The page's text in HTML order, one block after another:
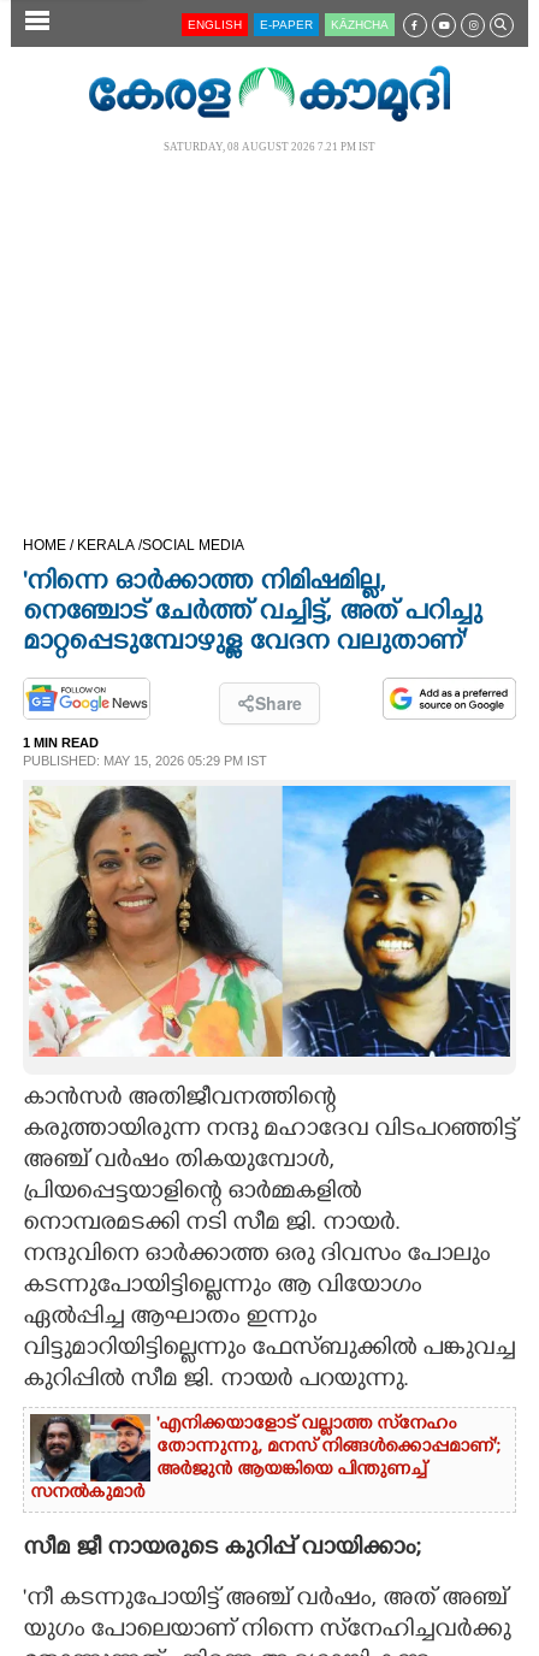
SECTIONS
OPINION
PHOTOS
LIFESTYLE
SPIRITUAL
INFO+
ART
ASTRO
CARTOONS
LITERATURE
ZOOM
CONTACT US
ENGLISH E-PAPER KĀZHCHA
SATURDAY, 08 AUGUST 2026 7.21 PM IST
HOME / KERALA /SOCIAL MEDIA
'നിന്നെ ഓർക്കാത്ത നിമിഷമില്ല,
നെഞ്ചോട് ചേർത്ത് വച്ചിട്ട്, അത് പറിച്ചു
മാറ്റപ്പെടുമ്പോഴുള്ള വേദന വലുതാണ്'
Share
1 MIN READ
PUBLISHED: MAY 15, 2026 05:29 PM IST
കാൻസർ അതിജീവനത്തിന്റെ
കരുത്തായിരുന്ന നന്ദു മഹാദേവ വിടപറഞ്ഞിട്ട്
അഞ്ച് വർഷം തികയുമ്പോൾ,
പ്രിയപ്പെട്ടയാളിന്റെ ഓർമ്മകളിൽ
നൊമ്പരമടക്കി നടി സീമ ജി. നായർ.
നന്ദുവിനെ ഓർക്കാത്ത ഒരു ദിവസം പോലും
കടന്നുപോയിട്ടില്ലെന്നും ആ വിയോഗം
ഏൽപ്പിച്ച ആഘാതം ഇന്നും
വിട്ടുമാറിയിട്ടില്ലെന്നും ഫേസ്ബുക്കിൽ പങ്കുവച്ച
കുറിപ്പിൽ സീമ ജി. നായർ പറയുന്നു.
'എനിക്കയാളോട് വല്ലാത്ത സ്‌നേഹം
തോന്നുന്നു, മനസ് നിങ്ങൾക്കൊപ്പമാണ്';
അർജുൻ ആയങ്കിയെ പിന്തുണച്ച്
സനൽകുമാർ
സീമ ജീ നായരുടെ കുറിപ്പ് വായിക്കാം;
'നീ കടന്നുപോയിട്ട് അഞ്ച് വർഷം, അത് അഞ്ച്
യുഗം പോലെയാണ് നിന്നെ സ്‌നേഹിച്ചവർക്കു